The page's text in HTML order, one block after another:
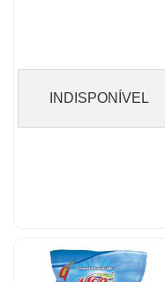
INDISPONÍVEL